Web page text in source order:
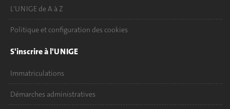
L'UNIGE de A à Z
Politique et configuration des cookies
S'inscrire à l'UNIGE
Immatriculations
Démarches administratives